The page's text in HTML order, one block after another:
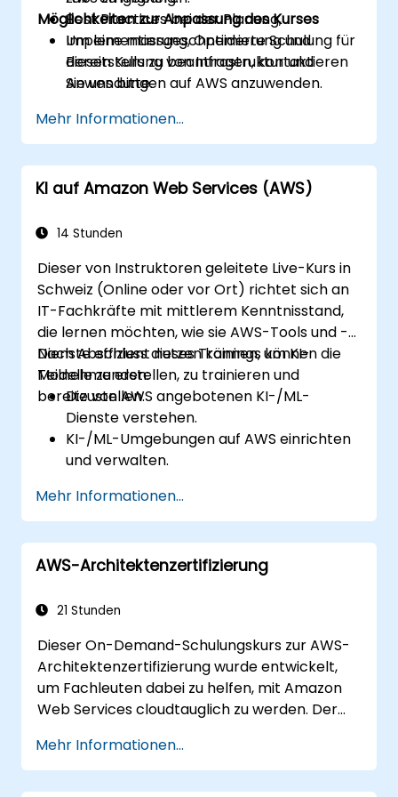
Best Practices bei der Planung,
Implementierung, Optimierung und
Bereitstellung von Infrastruktur und
Anwendungen auf AWS anzuwenden.
Möglichkeiten zur Anpassung des Kurses
Um eine massgeschneiderte Schulung für
diesen Kurs zu beantragen, kontaktieren
Sie uns bitte.
Mehr Informationen...
KI auf Amazon Web Services (AWS)
14 Stunden
Dieser von Instruktoren geleitete Live-Kurs in
Schweiz (Online oder vor Ort) richtet sich an
IT-Fachkräfte mit mittlerem Kenntnisstand,
die lernen möchten, wie sie AWS-Tools und -
Dienste effizient nutzen können, um KI-
Modelle zu erstellen, zu trainieren und
bereitzustellen.
Nach Abschluss dieses Trainings können die
Teilnehmenden:
Die von AWS angebotenen KI-/ML-
Dienste verstehen.
KI-/ML-Umgebungen auf AWS einrichten
und verwalten.
und Bereitstellen von KI-Modellen mit
Amazon SageMaker sammeln.
Verschiedene AWS-KI-Dienste für
spezifische Anwendungsfälle nutzen.
Mehr Informationen...
AWS-Architektenzertifizierung
21 Stunden
Dieser On-Demand-Schulungskurs zur AWS-
Architektenzertifizierung wurde entwickelt,
um Fachleuten dabei zu helfen, mit Amazon
Web Services cloudtauglich zu werden. Der
vermittelt Teilnehmern ein Verständnis für die
praktische Anwendung von Konzepten wie
Mehr Informationen...